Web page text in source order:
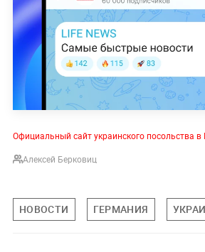
Официальный сайт украинского посольства в
Алексей Берковиц
НОВОСТИ ГЕРМАНИЯ